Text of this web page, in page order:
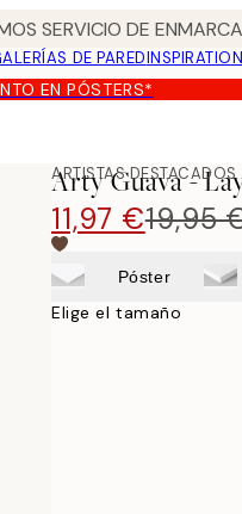
SERVICIO DE
DE PARED
EN PÓSTERS*
ARTISTAS DESTACADOS
Arty Guava -
11,97 €19,95
Póster
Elige el tamaño